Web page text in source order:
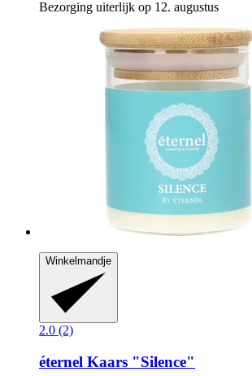
Bezorging uiterlijk op 12. augustus
Winkelmandje
2.0 (2)
éternel Kaars "Silence"